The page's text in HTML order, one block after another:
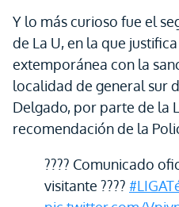
Y lo más curioso fue el
de La U, en la que
extemporánea con la
localidad de general sur
Delgado, por parte de la
recomendación de la
???? Comunicado
visitante ????